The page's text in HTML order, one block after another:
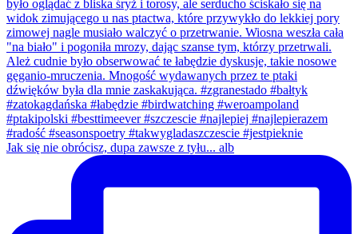
Jak się nie obrócisz, dupa zawsze z tyłu... alb